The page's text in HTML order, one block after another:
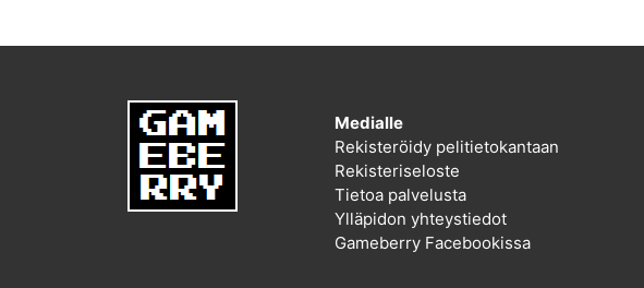
Medialle
Rekisteröidy pelitietokantaan
Rekisteriseloste
Tietoa palvelusta
Ylläpidon yhteystiedot
Gameberry Facebookissa